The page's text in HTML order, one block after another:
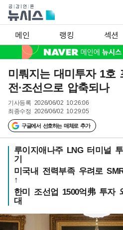
메인 랭킹 섹션
미뤄지는 대미투자 1호
전·조선으로 압축되나
기사등록 2026/06/02 10:26:06
최종수정 2026/06/02 10:29:05
구글에서 선호하는 매체로 추가
루이지애나주 LNG 터미널
기
미국내 전력부족 우려로
↑
한미 조선업 1500억弗 투자
대